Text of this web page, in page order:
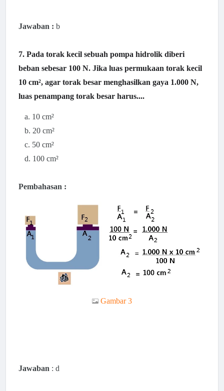
Jawaban : b
7. Pada torak kecil sebuah pompa hidrolik diberi
beban sebesar 100 N. Jika luas permukaan torak kecil
10 cm², agar torak besar menghasilkan gaya 1.000 N,
luas penampang torak besar harus....
a. 10 cm²
b. 20 cm²
c. 50 cm²
d. 100 cm²
Pembahasan :
Gambar 3
Jawaban : d